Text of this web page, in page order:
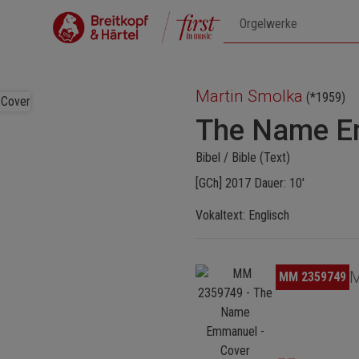
Martin Smolka (*1959)
The Name
Bibel / Bible (Text)
[GCh] 2017 Dauer: 10'
Vokaltext: Englisch
Bildergalerie überspringen
MM 2359749